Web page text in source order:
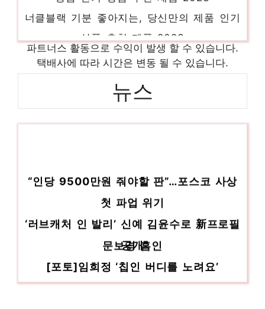
너클블랙 기분 좋아지는, 당신만의 제품 인기
상품 추천 제품 2023
김나영샌들 오늘의 스페셜 아이템, 지금 확
인! 인기 상품 추천 제품 2023
이케아책상 당신만의 독특한 스타일링 인기
상품 추천 제품 2023
파트너스 활동으로 수익이 발생 할 수 있습니다.
택배사에 따라 시간은 변동 될 수 있습니다.
뉴스
“인당 9500만원 줘야할 판”…포스코 사상
첫 파업 위기
‘러브캐처 인 발리’ 신예 김윤수로 新프로필
공개
문보경 홈인
[포토]임희정 ‘칩인 버디를 노려요’
홈인하는 토미 팜